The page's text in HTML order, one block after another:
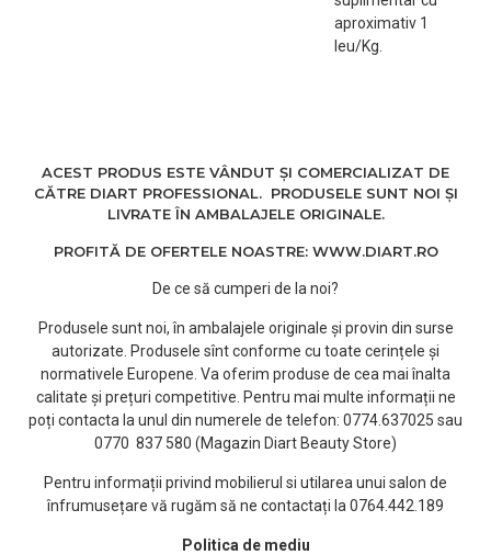
aproximativ 1
leu/Kg.
ACEST PRODUS ESTE VÂNDUT ȘI COMERCIALIZAT DE
CĂTRE DIART PROFESSIONAL. PRODUSELE SUNT NOI ȘI
LIVRATE ÎN AMBALAJELE ORIGINALE.
PROFITĂ DE OFERTELE NOASTRE: WWW.DIART.RO
De ce să cumperi de la noi?
Produsele sunt noi, în ambalajele originale și provin din surse
autorizate. Produsele sînt conforme cu toate cerințele și
normativele Europene. Va oferim produse de cea mai înalta
calitate și prețuri competitive. Pentru mai multe informații ne
poți contacta la unul din numerele de telefon: 0774.637025 sau
0770 837 580 (Magazin Diart Beauty Store)
Pentru informații privind mobilierul si utilarea unui salon de
înfrumusețare vă rugăm să ne contactați la 0764.442.189
Politica de mediu